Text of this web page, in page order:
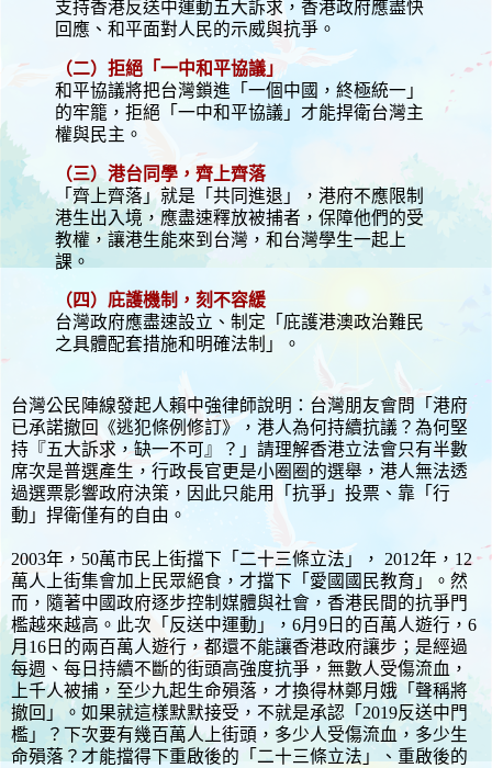
支持香港反送中運動五大訴求，香港政府應盡快
回應、和平面對人民的示威與抗爭。
（二）拒絕「一中和平協議」
和平協議將把台灣鎖進「一個中國，終極統一」
的牢籠，拒絕「一中和平協議」才能捍衛台灣主
權與民主。
（三）港台同學，齊上齊落
「齊上齊落」就是「共同進退」，港府不應限制
港生出入境，應盡速釋放被捕者，保障他們的受
教權，讓港生能來到台灣，和台灣學生一起上
課。
（四）庇護機制，刻不容緩
台灣政府應盡速設立、制定「庇護港澳政治難民
之具體配套措施和明確法制」。
台灣公民陣線發起人賴中強律師說明：台灣朋友會問「港府
已承諾撤回《逃犯條例修訂》，港人為何持續抗議？為何堅
持『五大訴求，缺一不可』？」請理解香港立法會只有半數
席次是普選產生，行政長官更是小圈圈的選舉，港人無法透
過選票影響政府決策，因此只能用「抗爭」投票、靠「行
動」捍衛僅有的自由。
2003年，50萬市民上街擋下「二十三條立法」， 2012年，12
萬人上街集會加上民眾絕食，才擋下「愛國國民教育」。然
而，隨著中國政府逐步控制媒體與社會，香港民間的抗爭門
檻越來越高。此次「反送中運動」，6月9日的百萬人遊行，6
月16日的兩百萬人遊行，都還不能讓香港政府讓步；是經過
每週、每日持續不斷的街頭高強度抗爭，無數人受傷流血，
上千人被捕，至少九起生命殞落，才換得林鄭月娥「聲稱將
撤回」。如果就這樣默默接受，不就是承認「2019反送中門
檻」？下次要有幾百萬人上街頭，多少人受傷流血，多少生
命殞落？才能擋得下重啟後的「二十三條立法」、重啟後的